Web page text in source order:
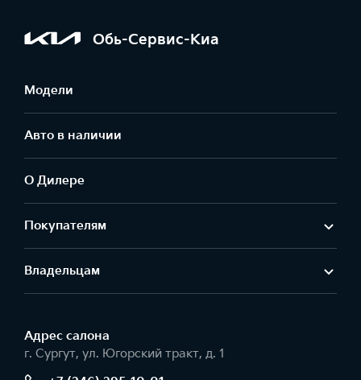
Обь-Сервис-Киа
Модели
Авто в наличии
О Дилере
Покупателям
Владельцам
Адрес салонa
г. Сургут, ул. Югорский тракт, д. 1